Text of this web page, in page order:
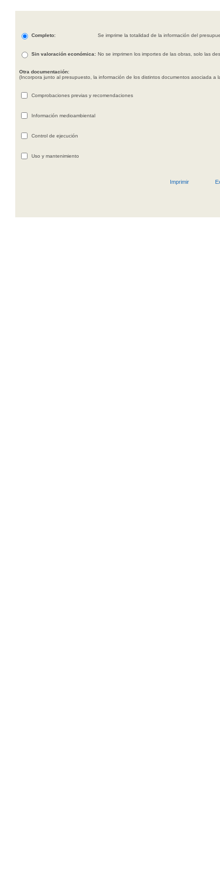
Completo: Se imprime la totalidad de la información del
Sin valoración económica: No se imprimen los importes de las obras, solo las
Otra documentación:
(Incorpora junto al presupuesto, la información de los distintos documentos asociada a
Comprobaciones previas y recomendaciones
Información medioambiental
Control de ejecución
Uso y mantenimiento
Imprimir